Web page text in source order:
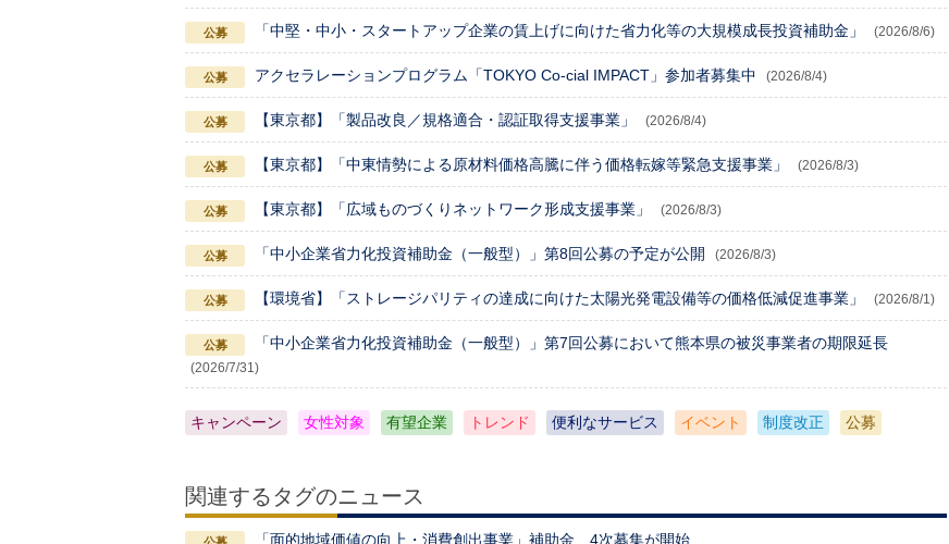
「中堅・中小・スタートアップ企業の賃上げに向けた省力化等の大規模成長投資補助金」 (2026/8/6)
アクセラレーションプログラム「TOKYO Co-cial IMPACT」参加者募集中 (2026/8/4)
【東京都】「製品改良／規格適合・認証取得支援事業」 (2026/8/4)
【東京都】「中東情勢による原材料価格高騰に伴う価格転嫁等緊急支援事業」 (2026/8/3)
【東京都】「広域ものづくりネットワーク形成支援事業」 (2026/8/3)
「中小企業省力化投資補助金（一般型）」第8回公募の予定が公開 (2026/8/3)
【環境省】「ストレージパリティの達成に向けた太陽光発電設備等の価格低減促進事業」 (2026/8/1)
「中小企業省力化投資補助金（一般型）」第7回公募において熊本県の被災事業者の期限延長
(2026/7/31)
キャンペーン 女性対象 有望企業 トレンド 便利なサービス イベント 制度改正 公募
関連するタグのニュース
「面的地域価値の向上・消費創出事業」補助金 4次募集が開始